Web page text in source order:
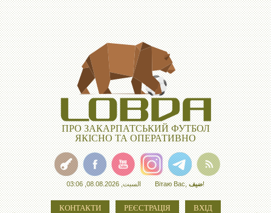
ПРО ЗАКАРПАТСЬКИЙ ФУТБОЛ
ЯКІСНО ТА ОПЕРАТИВНО
السبت, 08.08.2026, 03:06 Вітаю Вас,ضيف!
КОНТАКТИ РЕЄСТРАЦІЯ ВХІД